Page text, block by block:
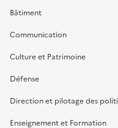
Bâtiment
Communication
Culture et Patrimoine
Défense
Direction et pilotage des
Enseignement et Formation